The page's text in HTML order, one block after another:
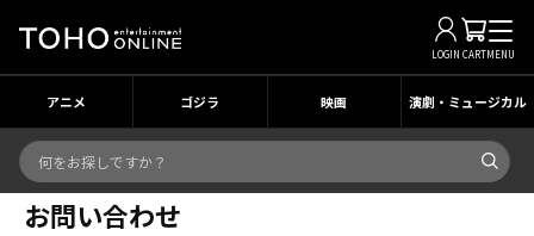
LOGIN CARTMENU
アニメ ゴジラ 映画 演劇・ミュージカル
お問い合わせ